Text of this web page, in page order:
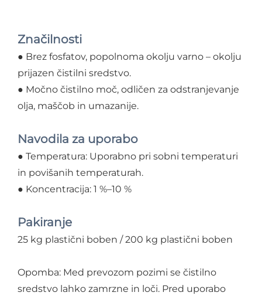
Značilnosti
● Brez fosfatov, popolnoma okolju varno – okolju
prijazen čistilni sredstvo.
● Močno čistilno moč, odličen za odstranjevanje
olja, maščob in umazanije.
Navodila za uporabo
● Temperatura: Uporabno pri sobni temperaturi
in povišanih temperaturah.
● Koncentracija: 1 %–10 %
Pakiranje
25 kg plastični boben / 200 kg plastični boben
Opomba: Med prevozom pozimi se čistilno
sredstvo lahko zamrzne in loči. Pred uporabo